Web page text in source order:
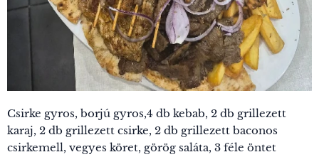
Csirke gyros, borjú gyros,4 db kebab, 2 db grillezett
karaj, 2 db grillezett csirke, 2 db grillezett baconos
csirkemell, vegyes köret, görög saláta, 3 féle öntet